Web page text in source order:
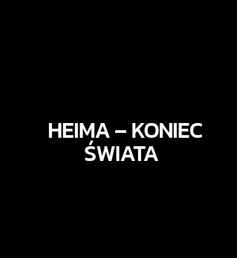
HEIMA – KONIEC
ŚWIATA